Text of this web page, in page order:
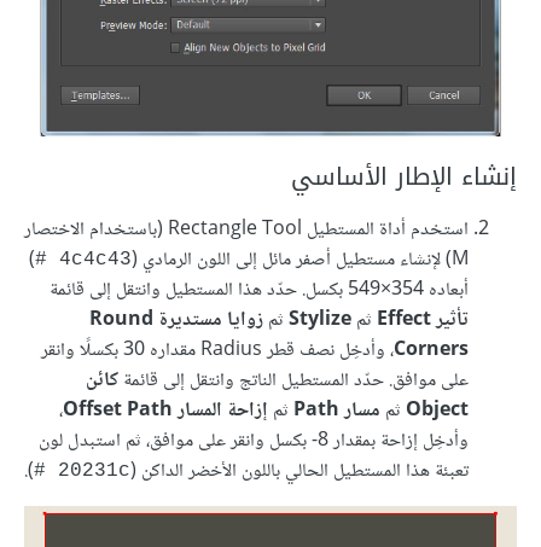
إنشاء الإطار الأساسي
استخدم أداة المستطيل Rectangle Tool (باستخدام الاختصار
M) لإنشاء مستطيل أصفر مائل إلى اللون الرمادي (
‎# 4c4c43
)
أبعاده 549‎×354 بكسل. حدّد هذا المستطيل وانتقل إلى قائمة
تأثير Effect
ثمStylizeثم
زوايا مستديرة Round
Corners
، وأدخِل نصف قطر Radius مقداره 30 بكسلًا وانقر
على موافق. حدّد المستطيل الناتج وانتقل إلى قائمةكائن
Object ثم مسار Path ثم إزاحة المسار Offset Path
،
وأدخِل إزاحة بمقدار ‎-8 بكسل وانقر على موافق، ثم استبدل لون
تعبئة هذا المستطيل الحالي باللون الأخضر الداكن (‎# 20231c
).